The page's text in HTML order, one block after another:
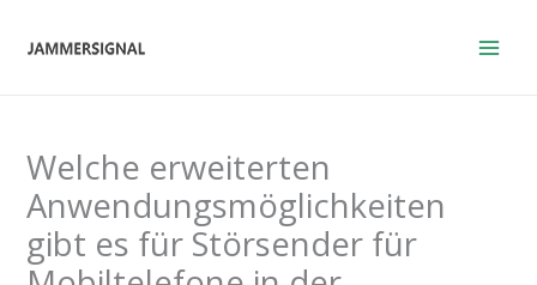
Inhalt
Welche erweiterten
Anwendungsmöglichkeiten
gibt es für Störsender für